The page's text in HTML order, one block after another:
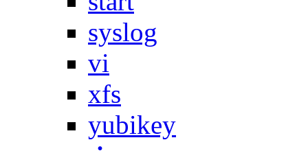
syslog
vi
xfs
yubikey